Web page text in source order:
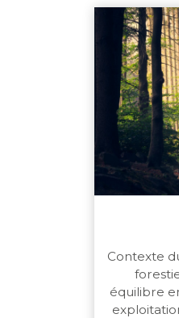
Contexte
équilibre